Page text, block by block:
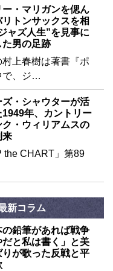
ー・マリガンを偲ん
トンサックスを相
ャズ人生”を見事に
た男の足跡
村上春樹は著書『ポ
で、ジ…
ズ・シャウターが活
1949年、カントリー
ク・ウィリアムスの
来
the CHART」第89
新コラム
の鉛筆があれば戦争
だと私は書く」と美
りが歌った反戦と平